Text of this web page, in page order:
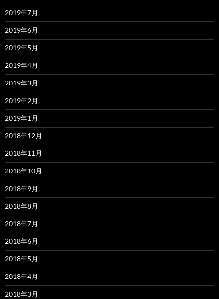
2019年7月
2019年6月
2019年5月
2019年4月
2019年3月
2019年2月
2019年1月
2018年12月
2018年11月
2018年10月
2018年9月
2018年8月
2018年7月
2018年6月
2018年5月
2018年4月
2018年3月